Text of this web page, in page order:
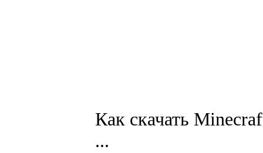
Как скачать
...